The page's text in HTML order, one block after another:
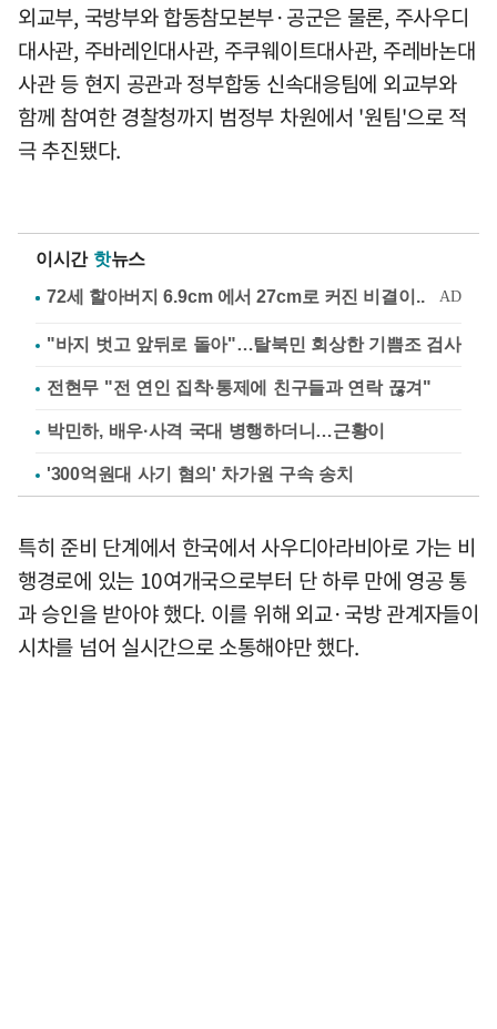
외교부, 국방부와 합동참모본부·공군은 물론, 주사우디
대사관, 주바레인대사관, 주쿠웨이트대사관, 주레바논대
사관 등 현지 공관과 정부합동 신속대응팀에 외교부와
함께 참여한 경찰청까지 범정부 차원에서 '원팀'으로 적
극 추진됐다.
이시간 핫뉴스
"바지 벗고 앞뒤로 돌아"…탈북민 회상한 기쁨조 검사
전현무 "전 연인 집착·통제에 친구들과 연락 끊겨"
박민하, 배우·사격 국대 병행하더니…근황이
'300억원대 사기 혐의' 차가원 구속 송치
특히 준비 단계에서 한국에서 사우디아라비아로 가는 비
행경로에 있는 10여개국으로부터 단 하루 만에 영공 통
과 승인을 받아야 했다. 이를 위해 외교·국방 관계자들이
시차를 넘어 실시간으로 소통해야만 했다.